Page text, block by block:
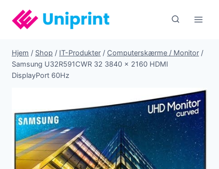
indhold
Hjem / Shop / IT-Produkter / Computerskærme / Monitor /
Samsung U32R591CWR 32 3840 x 2160 HDMI
DisplayPort 60Hz